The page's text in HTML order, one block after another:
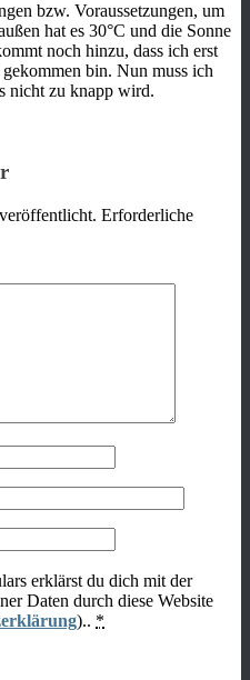
bzw. Voraussetzungen, um
hat es 30°C und die Sonne
noch hinzu, dass ich erst
bin. Nun muss ich
nicht zu knapp wird.
Erforderliche
erklärst du dich mit der
Daten durch diese Website
).. *